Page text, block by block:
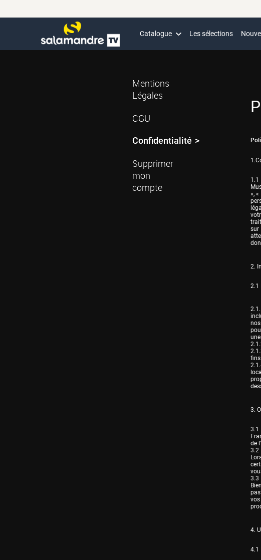
Catalogue Les sélections
Mentions
Légales
CGU
Confidentialité
Supprimer
mon
compte
1.1
»,
2.
2.1
fins
3.
3.1
de
3.2
3.3
4.
4.1